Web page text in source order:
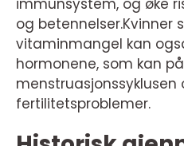
og betennelser.Kvinner
vitaminmangel kan
hormonene, som kan
menstruasjonssyklusen
fertilitetsproblemer.